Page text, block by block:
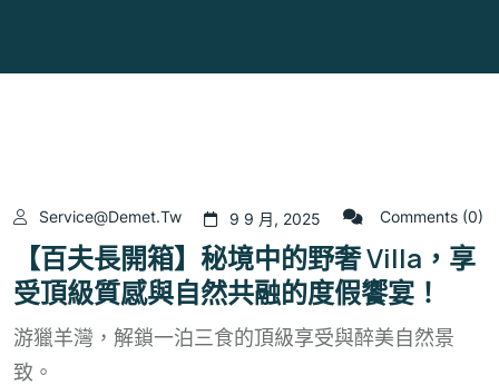
Service@demet.tw 9 9 月, 2025 Comments (0)
【百夫長開箱】秘境中的野奢 Villa，享
受頂級質感與自然共融的度假饗宴！
游獵羊灣，解鎖一泊三食的頂級享受與醉美自然景
致。